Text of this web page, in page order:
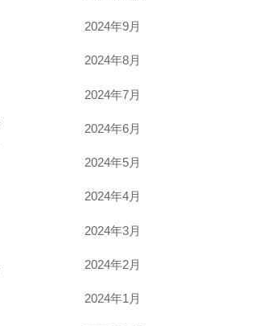
2024年9月
2024年8月
2024年7月
2024年6月
2024年5月
2024年4月
2024年3月
2024年2月
2024年1月